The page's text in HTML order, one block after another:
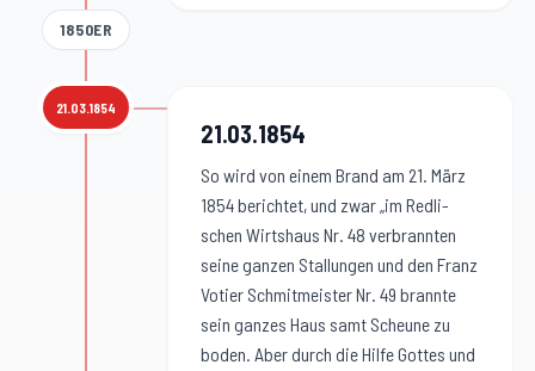
1850ER
21.03.1854
21.03.1854:
21.03.1854
So wird von einem Brand am 21. März
1854 berichtet, und zwar „im Redli-
schen Wirtshaus Nr. 48 verbrannten
seine ganzen Stallungen und den Franz
Votier Schmitmeister Nr. 49 brannte
sein ganzes Haus samt Scheune zu
boden. Aber durch die Hilfe Gottes und